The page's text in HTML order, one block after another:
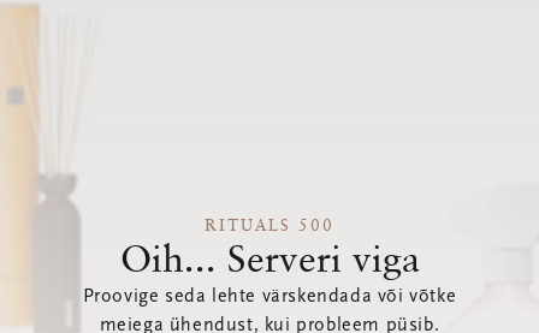
RITUALS 500
Oih... Serveri viga
Proovige seda lehte värskendada või võtke
meiega ühendust, kui probleem püsib.